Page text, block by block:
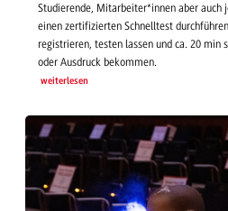
Studierende, Mitarbeiter*innen aber auch
einen zertifizierten Schnelltest
registrieren, testen lassen und ca. 20 min
oder Ausdruck bekommen.
weiterlesen